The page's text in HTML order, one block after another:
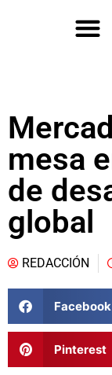
mesa
de
global
REDACCIÓN
Facebook
Pinterest